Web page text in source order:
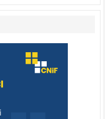
–
warto
[fotorelacja]